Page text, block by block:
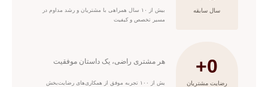
سال سابقه
بیش از ۱۰ سال همراهی با مشتریان و رشد مداوم در
مسیر تخصص و کیفیت
رضایت مشتریان
0
+ هر مشتری راضی، یک داستان موفقیت
یش از ۱۰۰ تجربه موفق از همکاری‌های رضایت‌بخش